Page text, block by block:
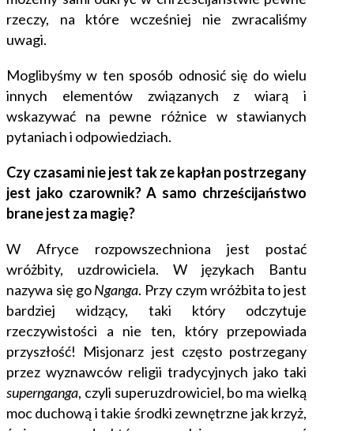
rzeczy, na które wcześniej nie zwracaliśmy
uwagi.
Moglibyśmy w ten sposób odnosić się do wielu
innych elementów związanych z wiarą i
wskazywać na pewne różnice w stawianych
pytaniach i odpowiedziach.
Czy czasami nie jest tak ze kapłan postrzegany
jest jako czarownik? A samo chrześcijaństwo
brane jest za magię?
W Afryce rozpowszechniona jest postać
wróżbity, uzdrowiciela. W językach Bantu
nazywa się goNganga. Przy czym wróżbita to jest
bardziej widzący, taki który odczytuje
rzeczywistości a nie ten, który przepowiada
przyszłość! Misjonarz jest często postrzegany
przez wyznawców religii tradycyjnych jako taki
supernganga, czyli superuzdrowiciel, bo ma wielką
moc duchową i takie środki zewnętrzne jak krzyż,